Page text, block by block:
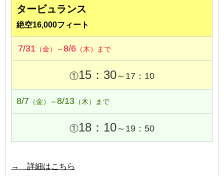
タービュランス
絶空16,000フィート
7/31 （金）～8/6 （木）まで
①15：30～17：10
8/7 （金）～8/13 （木）まで
①18：10～19：50
→ 詳細はこちら